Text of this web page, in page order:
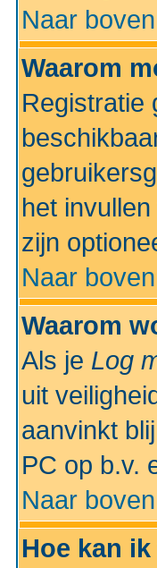
Naar boven
Waarom
Registratie
het
zijn
Naar boven
Waarom
Als je Log
uit
aanvinkt
PC op b.v.
Naar boven
Hoe kan